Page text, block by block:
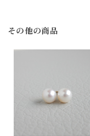
その他の商品